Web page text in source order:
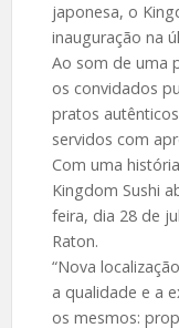
japonesa, o
inauguração na
Ao som de uma
os convidados
pratos
servidos com
Com uma
Kingdom Sushi
feira, dia 28 de
Raton.
“Nova
a qualidade e a
os mesmos: